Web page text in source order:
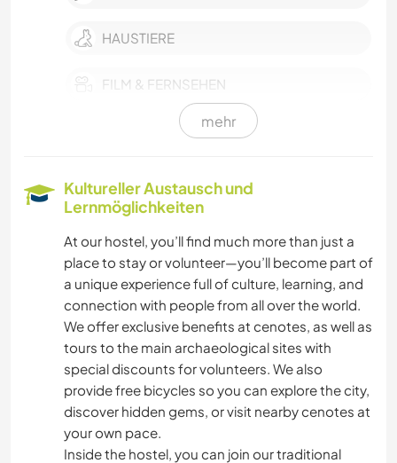
HAUSTIERE
FILM & FERNSEHEN
FARMARBEIT
MUSIK
GARTENARBEITEN
KOCHEN & BACKEN
TIERE
mehr
Kultureller Austausch und
Lernmöglichkeiten
At our hostel, you’ll find much more than just a
place to stay or volunteer—you’ll become part of
a unique experience full of culture, learning, and
connection with people from all over the world.
We offer exclusive benefits at cenotes, as well as
tours to the main archaeological sites with
special discounts for volunteers. We also
provide free bicycles so you can explore the city,
discover hidden gems, or visit nearby cenotes at
your own pace.
Inside the hostel, you can join our traditional